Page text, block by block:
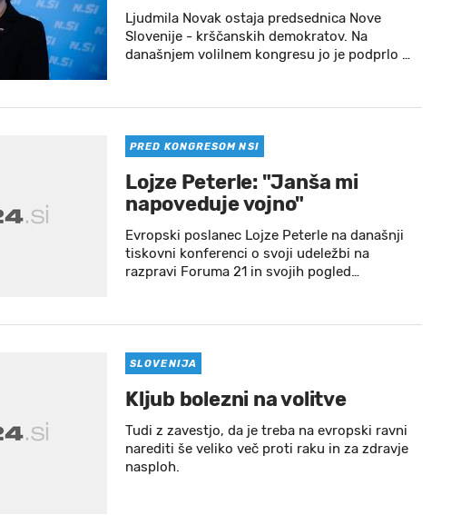
Ljudmila Novak ostaja predsednica Nove
Slovenije - krščanskih demokratov. Na
današnjem volilnem kongresu jo je podprlo …
PRED KONGRESOM NSI
Lojze Peterle: "Janša mi
napoveduje vojno"
Evropski poslanec Lojze Peterle na današnji
tiskovni konferenci o svoji udeležbi na
razpravi Foruma 21 in svojih pogled…
SLOVENIJA
Kljub bolezni na volitve
Tudi z zavestjo, da je treba na evropski ravni
narediti še veliko več proti raku in za zdravje
nasploh.